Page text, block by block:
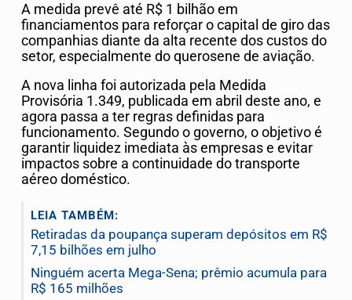
A medida prevê até R$ 1 bilhão em
financiamentos para reforçar o capital de giro das
companhias diante da alta recente dos custos do
setor, especialmente do querosene de aviação.
A nova linha foi autorizada pela Medida
Provisória 1.349, publicada em abril deste ano, e
agora passa a ter regras definidas para
funcionamento. Segundo o governo, o objetivo é
garantir liquidez imediata às empresas e evitar
impactos sobre a continuidade do transporte
aéreo doméstico.
LEIA TAMBÉM:
Retiradas da poupança superam depósitos em R$
7,15 bilhões em julho
Ninguém acerta Mega-Sena; prêmio acumula para
R$ 165 milhões